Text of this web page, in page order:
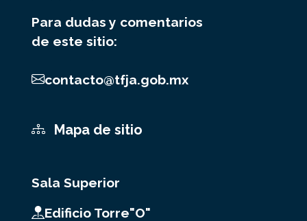
Para dudas y comentarios
de este sitio:
contacto@tfja.gob.mx
Mapa de sitio
Sala Superior
Edificio Torre"O"